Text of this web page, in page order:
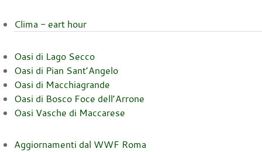
Clima - eart hour
Oasi di Lago Secco
Oasi di Pian Sant’Angelo
Oasi di Macchiagrande
Oasi di Bosco Foce dell’Arrone
Oasi Vasche di Maccarese
Aggiornamenti dal WWF Roma